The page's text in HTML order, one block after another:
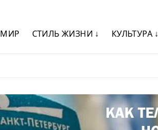
МИР СТИЛЬ ЖИЗНИ ↓ КУЛЬТУРА ↓